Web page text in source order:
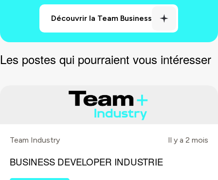
Les postes qui pourraient vous intéresser
Team Industry Il y a 2 mois
BUSINESS DEVELOPER INDUSTRIE